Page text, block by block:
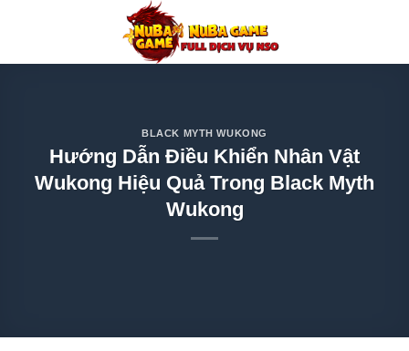
nội
BLACK MYTH WUKONG
Hướng Dẫn Điều Khiển Nhân Vật
Wukong Hiệu Quả Trong Black Myth
Wukong